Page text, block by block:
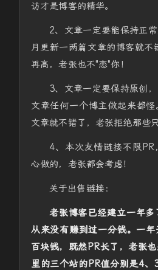
访才是博客的精华。
2、文章一定要能保持正
月更新一两篇文章的博客就不
再高，老张也不"恋"你！
3、文章一定要保持原创
文章任何一个博主做起来都怪
文章就不错了，老张拒绝那些
4、本次友情链接不限PR
心做的，老张都会考虑！
关于出售链接：
老张博客已经建立一年多
从来没有赚到过一分钱。一
百块钱，既然PR长了，老张
里的三个站的PR值分别是4